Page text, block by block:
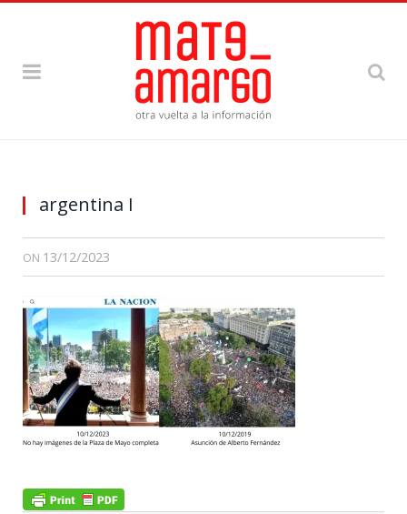
argentina I
ON 13/12/2023